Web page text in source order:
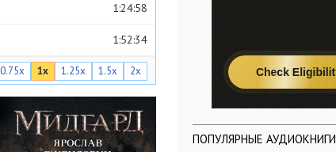
1:24:58
1:52:34
2:04:07
1:51:19
0.75x 1x 1.25x 1.5x 2x
ПОПУЛЯРНЫЕ АУДИОКНИГИ